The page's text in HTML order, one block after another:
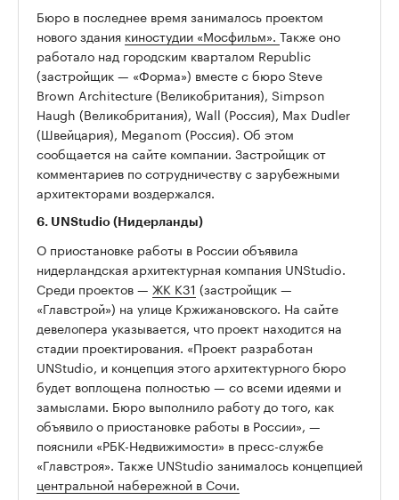
Бюро в последнее время занималось проектом
нового здания киностудии «Мосфильм». Также оно
работало над городским кварталом Republic
(застройщик — «Форма») вместе с бюро Steve
Brown Architecture (Великобритания), Simpson
Haugh (Великобритания), Wall (Россия), Max Dudler
(Швейцария), Meganom (Россия). Об этом
сообщается на сайте компании. Застройщик от
комментариев по сотрудничеству с зарубежными
архитекторами воздержался.
6. UNStudio (Нидерланды)
О приостановке работы в России объявила
нидерландская архитектурная компания UNStudio.
Среди проектов — ЖК K31 (застройщик —
«Главстрой») на улице Кржижановского. На сайте
девелопера указывается, что проект находится на
стадии проектирования. «Проект разработан
UNStudio, и концепция этого архитектурного бюро
будет воплощена полностью — со всеми идеями и
замыслами. Бюро выполнило работу до того, как
объявило о приостановке работы в России», —
пояснили «РБК-Недвижимости» в пресс-службе
«Главстроя». Также UNStudio занималось концепцией
центральной набережной в Сочи.